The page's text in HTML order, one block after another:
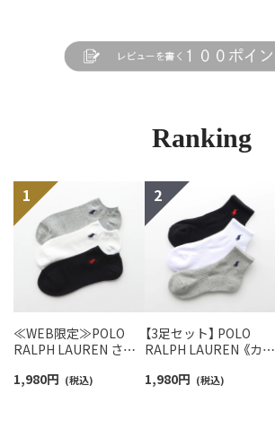
Ranking
≪WEB限定≫POLO
RALPH LAUREN さら
スニーカー丈ソックス
1,980円 (税込)
【3足セット】 POLO
RALPH LAUREN 《カラ
ンポイントソックス シ
1,980円 (税込)